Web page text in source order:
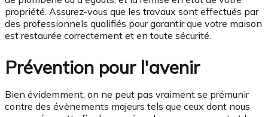
propriété. Assurez-vous que les travaux sont effectués par
des professionnels qualifiés pour garantir que votre maison
est restaurée correctement et en toute sécurité.
Prévention pour l'avenir
Bien évidemment, on ne peut pas vraiment se prémunir
contre des évènements majeurs tels que ceux dont nous